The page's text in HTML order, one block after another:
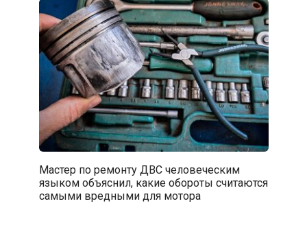
Мастер по ремонту ДВС человеческим
языком объяснил, какие обороты считаются
самыми вредными для мотора